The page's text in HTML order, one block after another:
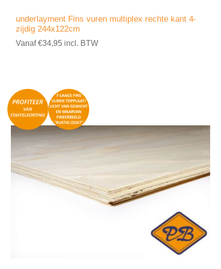
underlayment Fins vuren multiplex rechte kant 4-
zijdig 244x122cm
Vanaf €34,95 incl. BTW